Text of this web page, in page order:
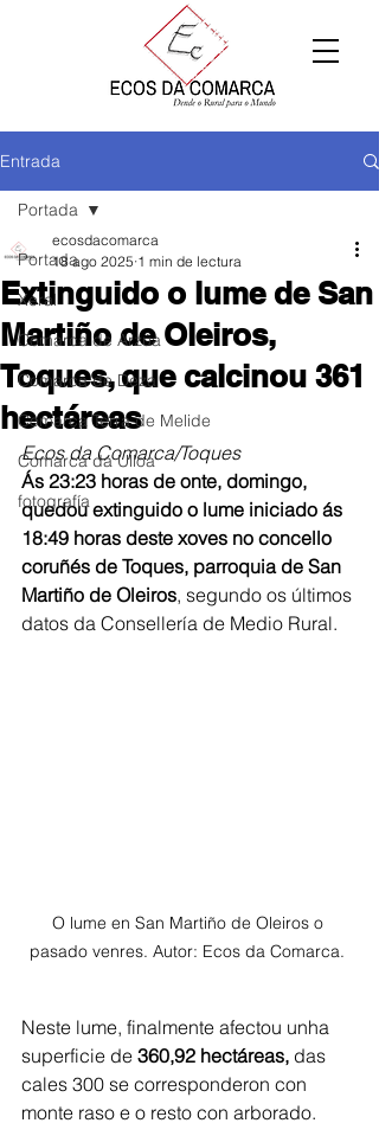
Entrada
Portada
Xeral
Comarca de Arzúa
Comarca de Deza
Comarca Terra de Melide
Comarca da Ulloa
fotografía
Portada
Extinguido o lume de San
Martiño de Oleiros,
Toques, que calcinou 361
hectáreas
ecosdacomarca
18 ago 2025 1 min de lectura
Ecos da Comarca/Toques
Ás 23:23 horas de onte, domingo,
quedou extinguido o lume iniciado ás
18:49 horas deste xoves no concello
coruñés de Toques, parroquia de San
Martiño de Oleiros, segundo os últimos
datos da Consellería de Medio Rural.
O lume en San Martiño de Oleiros o
pasado venres. Autor: Ecos da Comarca.
Neste lume, finalmente afectou unha
superficie de 360,92 hectáreas, das
cales 300 se corresponderon con
monte raso e o resto con arborado.